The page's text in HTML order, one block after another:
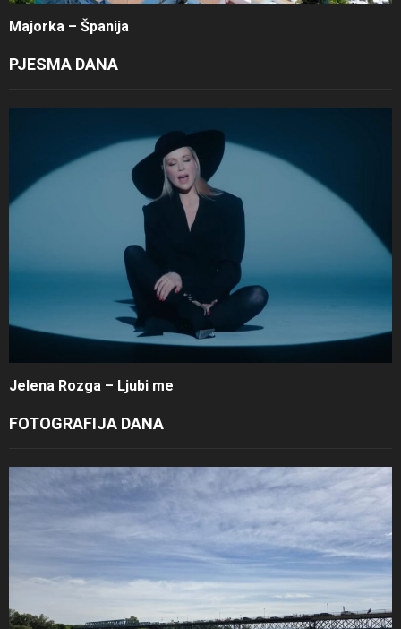
Majorka – Španija
PJESMA DANA
Jelena Rozga – Ljubi me
FOTOGRAFIJA DANA